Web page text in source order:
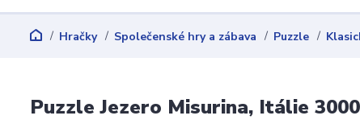
Hračky Společenské hry a zábava Puzzle
Puzzle Jezero Misurina, Itálie